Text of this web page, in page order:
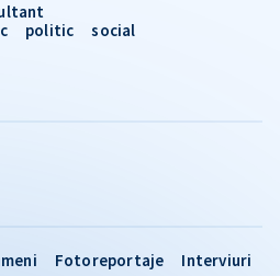
Fotoreportaje
Interviuri
politic social